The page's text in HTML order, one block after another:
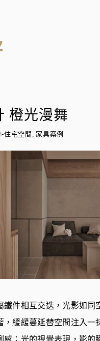
橙光漫舞
住宅空間, 家具案例
鐵件相互交迭，光影如同
，緩緩蔓延替空間注入一
感；光的視覺表現，影的